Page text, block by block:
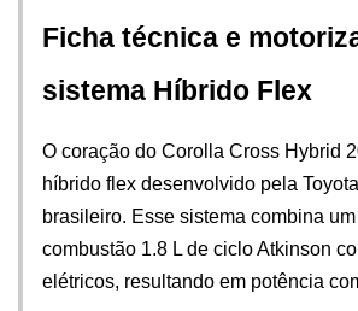
Ficha técnica e
sistema Híbrido Flex
O coração do Corolla Cross Hybrid
híbrido flex desenvolvido pela
brasileiro. Esse sistema combina
combustão 1.8 L de ciclo Atkinson
elétricos, resultando em potência